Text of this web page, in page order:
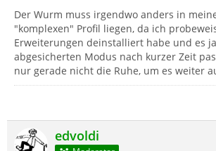
Der Wurm muss irgendwo anders in
"komplexen" Profil liegen, da ich
Erweiterungen deinstalliert habe und es
abgesicherten Modus nach kurzer Zeit
nur gerade nicht die Ruhe, um es weiter
edvoldi